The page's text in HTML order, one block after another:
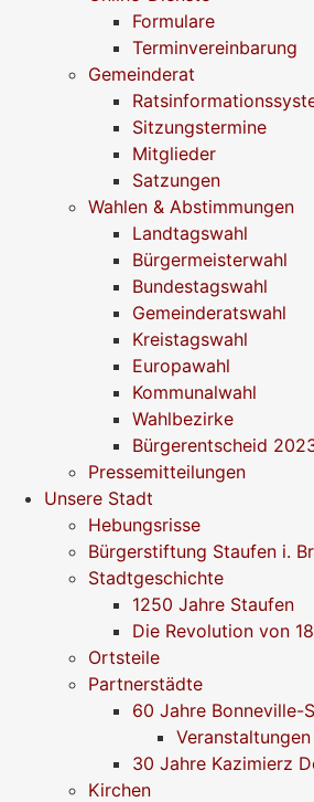
Formulare
Terminvereinbarung
Gemeinderat
Sitzungstermine
Mitglieder
Satzungen
Wahlen & Abstimmungen
Landtagswahl
Bürgermeisterwahl
Bundestagswahl
Gemeinderatswahl
Kreistagswahl
Europawahl
Kommunalwahl
Wahlbezirke
Bürgerentscheid
Pressemitteilungen
Unsere Stadt
Hebungsrisse
Bürgerstiftung Staufen i.
Stadtgeschichte
1250 Jahre Staufen
Die Revolution von
Ortsteile
Partnerstädte
60 Jahre Bonneville-
30 Jahre Kazimierz
Kirchen